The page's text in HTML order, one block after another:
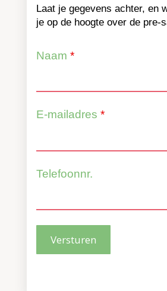
Laat je gegevens achter, en
je op de hoogte over de pre-
Naam *
E-mailadres *
Telefoonnr.